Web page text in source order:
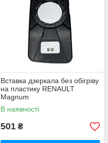
Вставка дзеркала без обігріву
на пластику RENAULT
Magnum
В наявності
501 ₴